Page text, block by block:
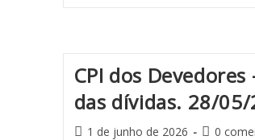
CPI dos
das dívidas. 28/
1 de junho de 2026 0